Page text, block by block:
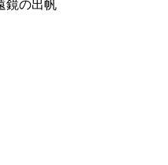
鏡の出帆